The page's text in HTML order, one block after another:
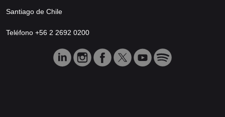
Santiago de Chile
Teléfono +56 2 2692 0200